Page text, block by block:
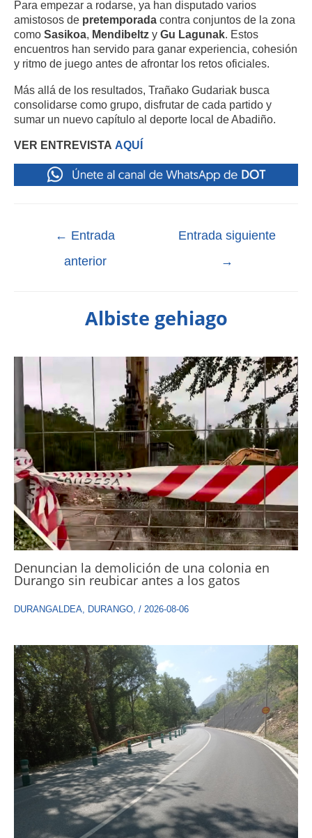
Para empezar a rodarse, ya han disputado varios
amistosos de pretemporada contra conjuntos de la zona
como Sasikoa, Mendibeltz y Gu Lagunak. Estos
encuentros han servido para ganar experiencia, cohesión
y ritmo de juego antes de afrontar los retos oficiales.
Más allá de los resultados, Trañako Gudariak busca
consolidarse como grupo, disfrutar de cada partido y
sumar un nuevo capítulo al deporte local de Abadiño.
VER ENTREVISTA AQUÍ
← Entrada
anterior
Entrada siguiente
→
Albiste gehiago
Denuncian la demolición de una colonia en
Durango sin reubicar antes a los gatos
DURANGALDEA, DURANGO, / 2026-08-06